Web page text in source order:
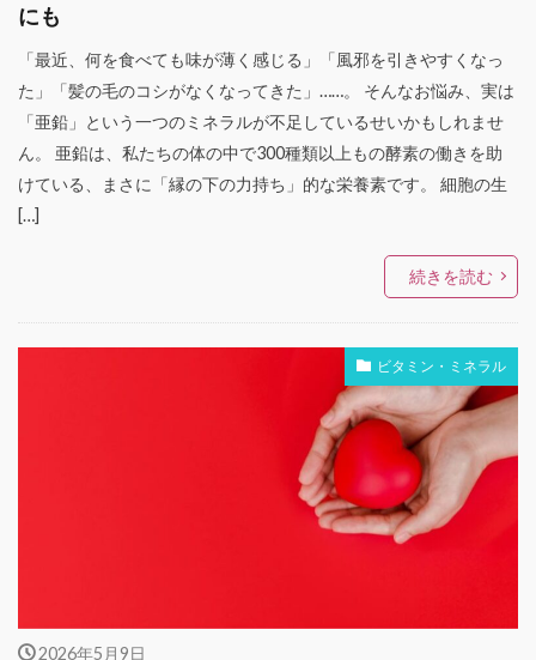
にも
「最近、何を食べても味が薄く感じる」「風邪を引きやすくなっ
た」「髪の毛のコシがなくなってきた」……。 そんなお悩み、実は
「亜鉛」という一つのミネラルが不足しているせいかもしれませ
ん。 亜鉛は、私たちの体の中で300種類以上もの酵素の働きを助
けている、まさに「縁の下の力持ち」的な栄養素です。 細胞の生
[…]
続きを読む
ビタミン・ミネラル
2026年5月9日